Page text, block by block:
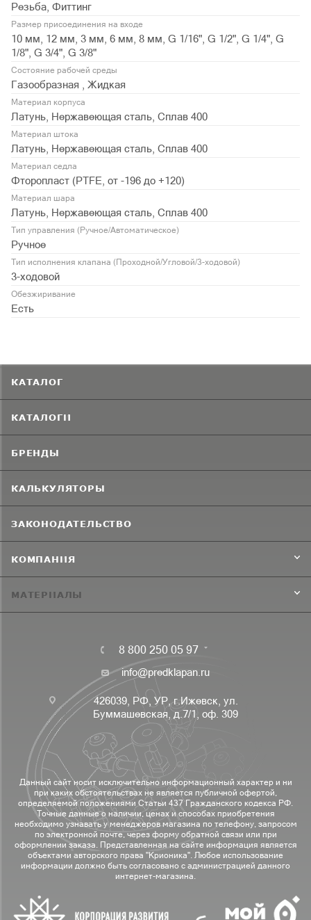
Резьба, Фиттинг
Размер присоединения на входе
10 мм, 12 мм, 3 мм, 6 мм, 8 мм, G 1/16", G 1/2", G 1/4", G
1/8", G 3/4", G 3/8"
Состояние рабочей среды
Газообразная , Жидкая
Материал корпуса
Латунь, Нержавеющая сталь, Сплав 400
Материал штока
Латунь, Нержавеющая сталь, Сплав 400
Материал седла
Фторопласт (PTFE, от -196 до +120)
Материал шара
Латунь, Нержавеющая сталь, Сплав 400
Тип управления (Ручное/Автоматическое)
Ручное
Тип исполнения клапана (Проходной/Угловой/3-ходовой)
3-ходовой
Обезжиривание
Есть
КАТАЛОГ
КАТАЛОГИ
БРЕНДЫ
КАЛЬКУЛЯТОРЫ
ЗАКОНОДАТЕЛЬСТВО
КОМПАНИЯ
МАТЕРИАЛЫ
8 800 250 05 97
info@predklapan.ru
426039, РФ, УР, г.Ижевск, ул.
Буммашевская, д.7/1, оф. 309
Данный сайт носит исключительно информационный характер и ни
при каких обстоятельствах не является публичной офертой,
определяемой положениями Статьи 437 Гражданского кодекса РФ.
Точные данные о наличии, ценах и способах приобретения
необходимо узнавать у менеджеров магазина по телефону, запросом
по электронной почте, через форму обратной связи или при
оформлении заказа. Представленная на сайте информация является
объектами авторского права "Крионика". Любое использование
информации должно быть согласовано с администрацией данного
интернет-магазина.